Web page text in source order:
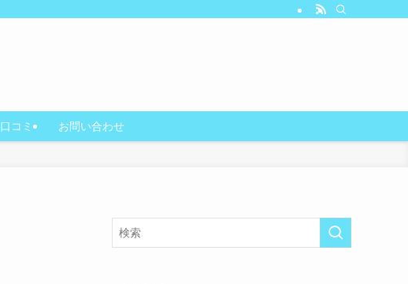
口コミ お問い合わせ